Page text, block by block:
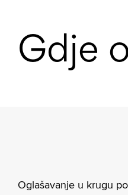
Gdje
Oglašavanje u krugu